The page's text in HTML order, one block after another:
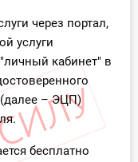
через портал,
услуги
кабинет" в
– ЭЦП)
бесплатно